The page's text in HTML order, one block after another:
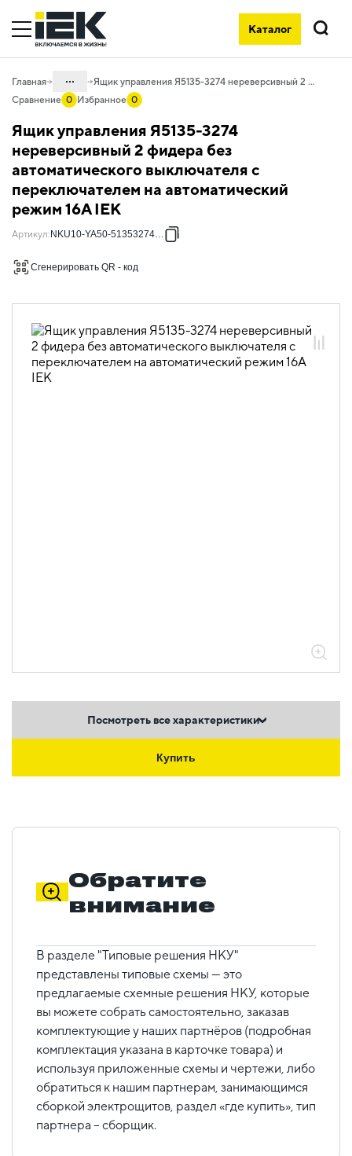
Каталог
Поиск
Главная ...
50. Типовые решения НКУ
50.10 Ящики управления
50.10.01 НКУ ящики управления
электродвигателями Я5000
Ящик управления Я5135-3274 нереверсивный 2 фидера без автоматического выключателя с переключателем на автоматический режим 16А IEK
Сравнение 0 Избранное 0
Ящик управления Я5135-3274
нереверсивный 2 фидера без
автоматического выключателя с
переключателем на автоматический
режим 16А IEK
Артикул: NKU10-YA50-51353274-01
Сгенерировать QR - код
Посмотреть все характеристики
Купить
Обратите
внимание
В разделе "Типовые решения НКУ"
представлены типовые схемы — это
предлагаемые схемные решения НКУ, которые
вы можете собрать самостоятельно, заказав
комплектующие у наших партнёров (подробная
комплектация указана в карточке товара) и
используя приложенные схемы и чертежи, либо
обратиться к нашим партнерам, занимающимся
сборкой электрощитов, раздел «где купить», тип
партнера – сборщик.